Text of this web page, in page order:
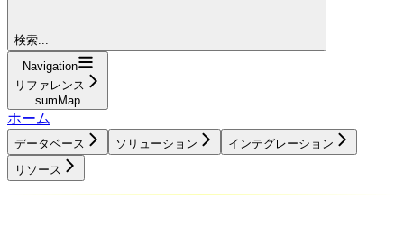
検索...
Navigation
リファレンス
sumMap
ホーム
データベース ソリューション
インテグレーション
リソース